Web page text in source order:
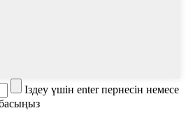
Іздеу үшін enter пернесін немесе